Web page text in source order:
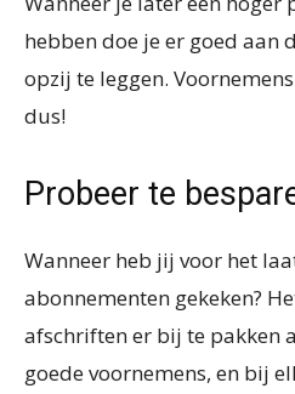
hebben doe je er goed aan
opzij te leggen.
dus!
Probeer te
Wanneer heb jij voor het
abonnementen gekeken?
afschriften er bij te pakken
goede voornemens, en bij